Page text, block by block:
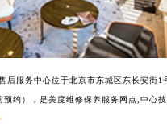
后服务中心位于北京市东城区东长安街1
预约），是美度维修保养服务网点,中心